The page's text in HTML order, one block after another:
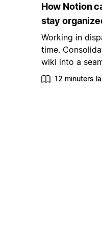
How Notion
stay
Working in
time.
wiki into a
12 minuters